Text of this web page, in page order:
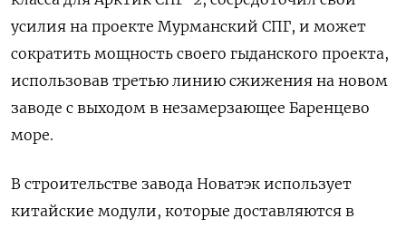
усилия на проекте Мурманский СПГ, и может
сократить мощность своего гыданского проекта,
использовав третью линию сжижения на новом
заводе с выходом в незамерзающее Баренцево
море.
В строительстве завода Новатэк использует
китайские модули, которые доставляются в